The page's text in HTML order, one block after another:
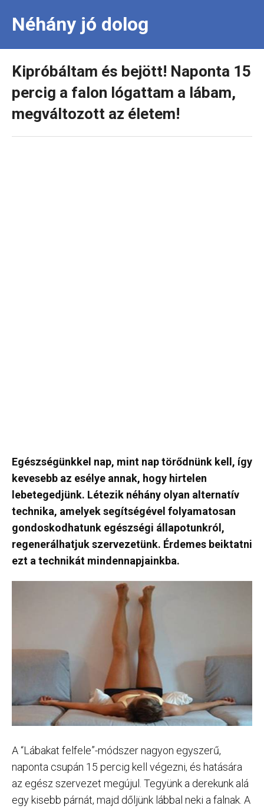
Néhány jó dolog
Kipróbáltam és bejött! Naponta 15
percig a falon lógattam a lábam,
megváltozott az életem!
Egészségünkkel nap, mint nap törődnünk kell, így
kevesebb az esélye annak, hogy hirtelen
lebetegedjünk. Létezik néhány olyan alternatív
technika, amelyek segítségével folyamatosan
gondoskodhatunk egészségi állapotunkról,
regenerálhatjuk szervezetünk. Érdemes beiktatni
ezt a technikát mindennapjainkba.
A “Lábakat felfele”-módszer nagyon egyszerű,
naponta csupán 15 percig kell végezni, és hatására
az egész szervezet megújul. Tegyünk a derekunk alá
egy kisebb párnát, majd dőljünk lábbal neki a falnak. A